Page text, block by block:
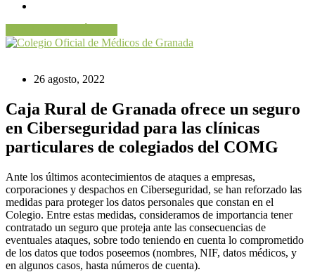
26 agosto, 2022
Caja Rural de Granada ofrece un seguro
en Ciberseguridad para las clínicas
particulares de colegiados del COMG
Ante los últimos acontecimientos de ataques a empresas,
corporaciones y despachos en Ciberseguridad, se han reforzado las
medidas para proteger los datos personales que constan en el
Colegio. Entre estas medidas, consideramos de importancia tener
contratado un seguro que proteja ante las consecuencias de
eventuales ataques, sobre todo teniendo en cuenta lo comprometido
de los datos que todos poseemos (nombres, NIF, datos médicos, y
en algunos casos, hasta números de cuenta).